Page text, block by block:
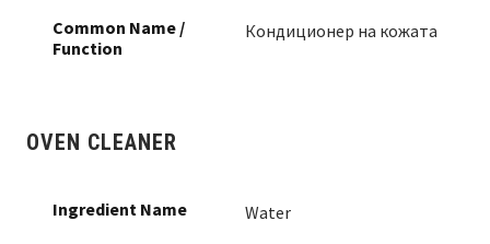
Кондиционер на кожата
OVEN CLEANER
Water